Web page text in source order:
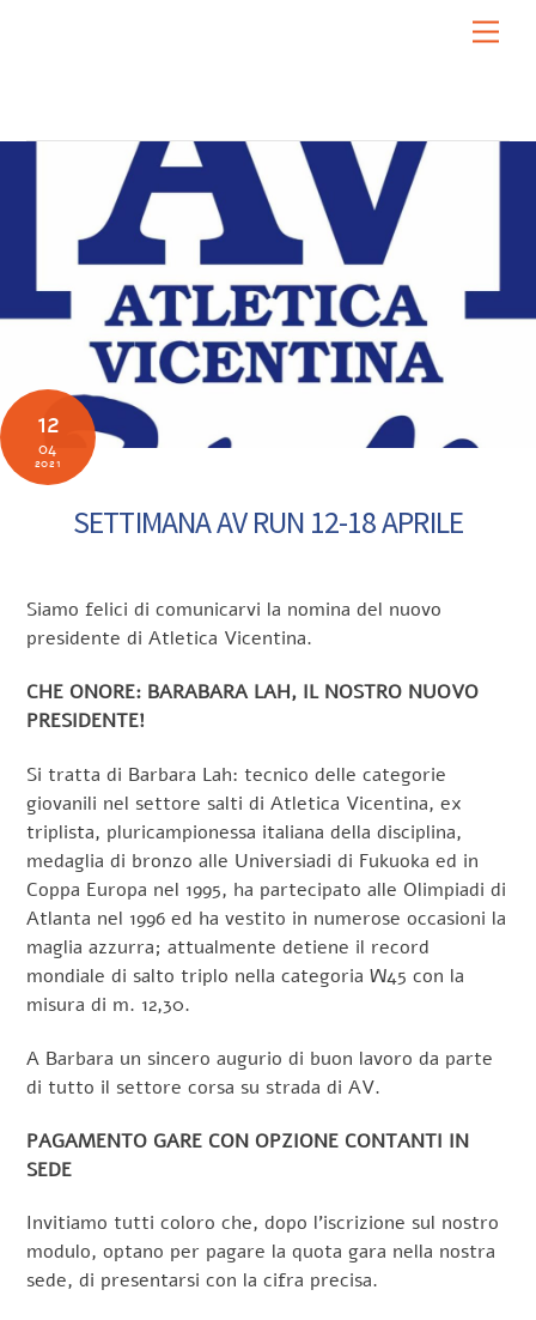
12
04
2021
SETTIMANA AV RUN 12-18 APRILE
Siamo felici di comunicarvi la nomina del nuovo
presidente di Atletica Vicentina.
CHE ONORE: BARABARA LAH, IL NOSTRO NUOVO
PRESIDENTE!
Si tratta di Barbara Lah: tecnico delle categorie
giovanili nel settore salti di Atletica Vicentina, ex
triplista, pluricampionessa italiana della disciplina,
medaglia di bronzo alle Universiadi di Fukuoka ed in
Coppa Europa nel 1995, ha partecipato alle Olimpiadi di
Atlanta nel 1996 ed ha vestito in numerose occasioni la
maglia azzurra; attualmente detiene il record
mondiale di salto triplo nella categoria W45 con la
misura di m. 12,30.
A Barbara un sincero augurio di buon lavoro da parte
di tutto il settore corsa su strada di AV.
PAGAMENTO GARE CON OPZIONE CONTANTI IN
SEDE
Invitiamo tutti coloro che, dopo l’iscrizione sul nostro
modulo, optano per pagare la quota gara nella nostra
sede, di presentarsi con la cifra precisa.